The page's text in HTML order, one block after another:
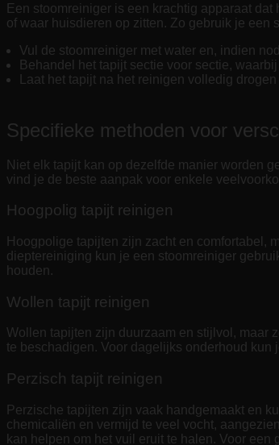
Een stoomreiniger is een krachtig apparaat
of waar huisdieren op zitten. Zo gebruik je een
Vul de stoomreiniger met water en, indien
Behandel het tapijt sectie voor sectie,
Laat het tapijt na het reinigen volledig
Specifieke methoden voor
Niet elk tapijt kan op dezelfde manier worden
vind je de beste aanpak voor enkele
Hoogpolig tapijt reinigen
Hoogpolige tapijten zijn zacht en comfortabel,
dieptereiniging kun je een stoomreiniger
houden.
Wollen tapijt reinigen
Wollen tapijten zijn duurzaam en stijlvol, maar
te beschadigen. Voor dagelijks onderhoud
Perzisch tapijt reinigen
Perzische tapijten zijn vaak handgemaakt en
chemicaliën en vermijd te veel vocht,
kan helpen om het vuil eruit te halen. Voor